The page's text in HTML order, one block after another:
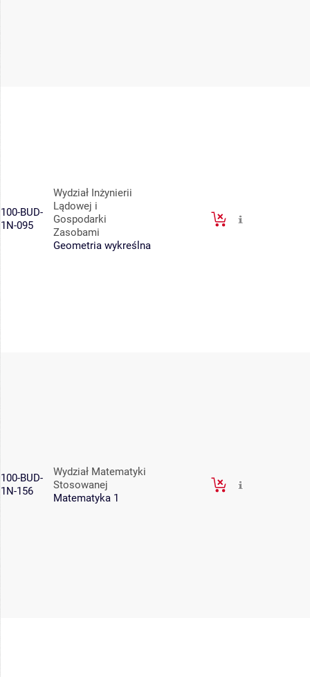
100-BUD-
1N-095
Wydział Inżynierii
Lądowej i
Gospodarki
Zasobami
Geometria wykreślna
100-BUD-
1N-156
Wydział Matematyki
Stosowanej
Matematyka 1